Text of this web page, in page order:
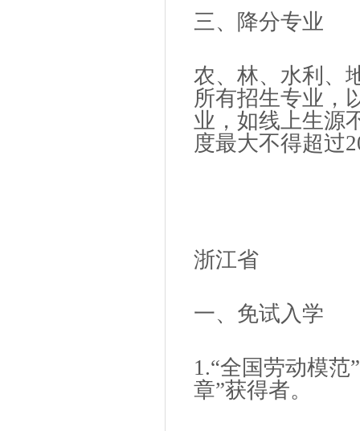
三、降分专业
农、林、水利、
所有招生专业，
业，如线上生源
度最大不得超过
浙江省
一、免试入学
1.“全国劳动模范
章”获得者。